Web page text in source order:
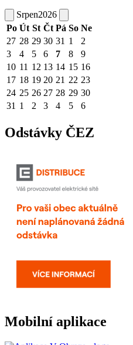
Srpen2026
Po Út St Čt Pá So Ne
27 28 29 30 31 1
2
3
4 5 6 7 8
9
10 11 12 13 14 15 16
17 18 19 20 21 22 23
24 25 26 27 28 29 30
31 1 2 3 4 5 6
Odstávky ČEZ
Mobilní aplikace